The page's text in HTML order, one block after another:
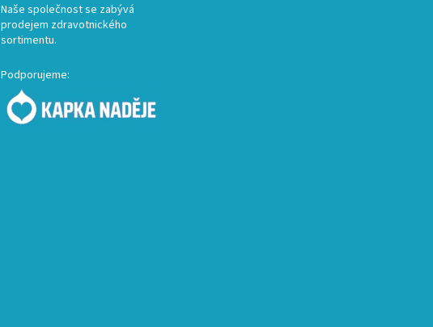
Naše společnost se zabývá
prodejem zdravotnického
sortimentu.
Podporujeme: